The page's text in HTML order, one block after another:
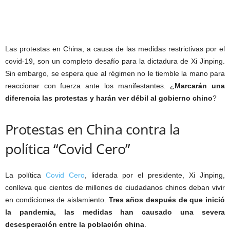
Las protestas en China, a causa de las medidas restrictivas por el
covid-19, son un completo desafío para la dictadura de Xi Jinping.
Sin embargo, se espera que al régimen no le tiemble la mano para
reaccionar con fuerza ante los manifestantes. ¿ Marcarán una
diferencia las protestas y harán ver débil al gobierno chino?
Protestas en China contra la
política “Covid Cero”
La política Covid Cero , liderada por el presidente, Xi Jinping,
conlleva que cientos de millones de ciudadanos chinos deban vivir
en condiciones de aislamiento. Tres años después de que inició
la pandemia, las medidas han causado una severa
desesperación entre la población china